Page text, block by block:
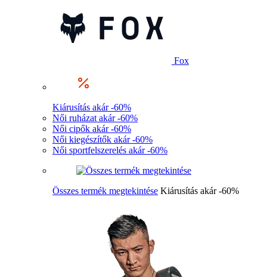
Fox
Kiárusítás akár -60%
Női ruházat akár -60%
Női cipők akár -60%
Női kiegészítők akár -60%
Női sportfelszerelés akár -60%
Összes termék megtekintése Kiárusítás akár -60%